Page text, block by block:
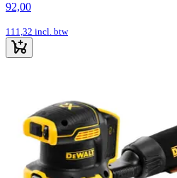
92,00
111,32 incl. btw